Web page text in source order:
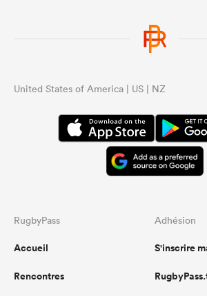
United States of America | US | NZ
RugbyPass
Accueil
Rencontres
Adhésion
S'inscrire